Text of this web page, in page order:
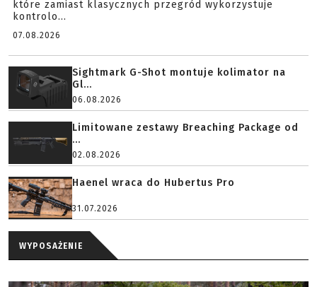
które zamiast klasycznych przegród wykorzystuje
kontrolo...
07.08.2026
Sightmark G-Shot montuje kolimator na
Gl...
06.08.2026
Limitowane zestawy Breaching Package od
...
02.08.2026
Haenel wraca do Hubertus Pro
31.07.2026
WYPOSAŻENIE